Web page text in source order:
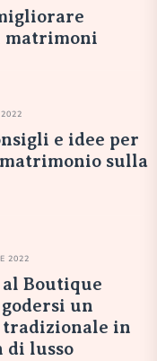
matrimoni
e idee per
sulla
2022
Boutique
un
in
di lusso